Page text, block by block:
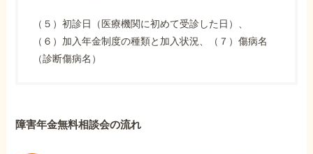
（５）初診日（医療機関に初めて受診した日）、
（６）加入年金制度の種類と加入状況、（７）傷病名
（診断傷病名）
障害年金無料相談会の流れ